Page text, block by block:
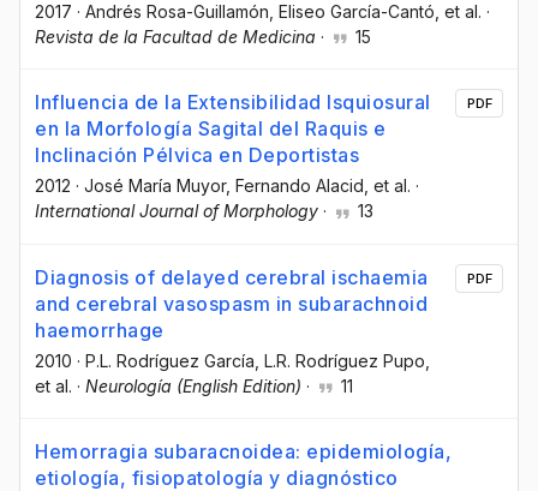
2017 · Andrés Rosa-Guillamón , Eliseo García-Cantó , et al. ·
Revista de la Facultad de Medicina · 15
Influencia de la Extensibilidad Isquiosural
en la Morfología Sagital del Raquis e
Inclinación Pélvica en Deportistas
2012 · José María Muyor, Fernando Alacid, et al. ·
International Journal of Morphology · 13
PDF
Diagnosis of delayed cerebral ischaemia
and cerebral vasospasm in subarachnoid
haemorrhage
2010 · P.L. Rodríguez García , L.R. Rodríguez Pupo
et al. · Neurología (English Edition) · 11
PDF
Hemorragia subaracnoidea: epidemiología,
etiología, fisiopatología y diagnóstico